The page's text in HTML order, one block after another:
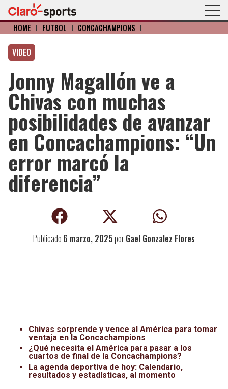
HOME I FÚTBOL I CONCACHAMPIONS I
VIDEO
Jonny Magallón ve a
Chivas con muchas
posibilidades de avanzar
en Concachampions: “Un
error marcó la
diferencia”
Publicado 6 marzo, 2025porGael Gonzalez Flores
Chivas sorprende y vence al América para tomar
ventaja en la Concachampions
¿Qué necesita el América para pasar a los
cuartos de final de la Concachampions?
La agenda deportiva de hoy: Calendario,
resultados y estadísticas, al momento